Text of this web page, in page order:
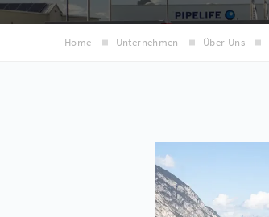
Home Unternehmen Über Uns